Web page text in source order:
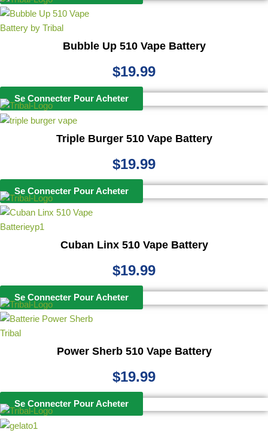
Bubble Up 510 Vape Battery
$19.99
Se Connecter Pour Acheter
Triple Burger 510 Vape Battery
$19.99
Se Connecter Pour Acheter
Cuban Linx 510 Vape Battery
$19.99
Se Connecter Pour Acheter
Power Sherb 510 Vape Battery
$19.99
Se Connecter Pour Acheter